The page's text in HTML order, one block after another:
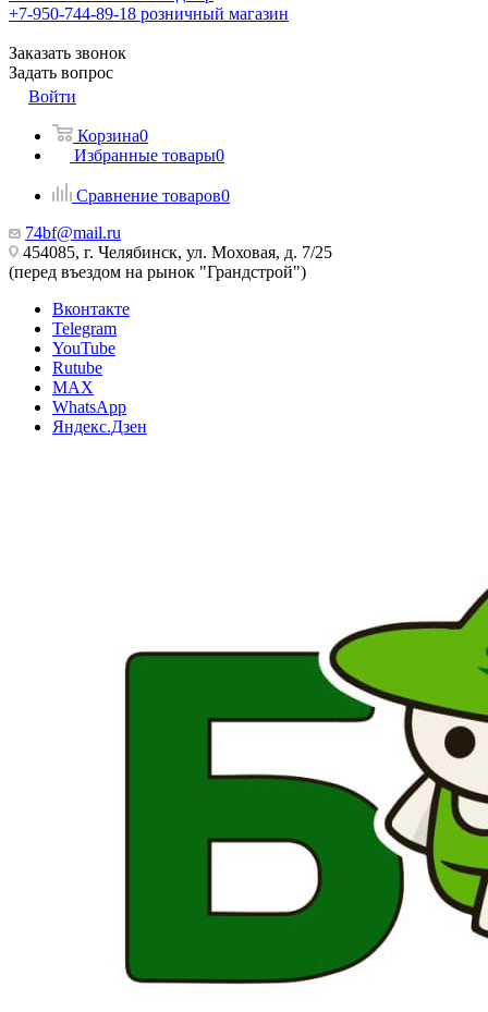
+7-950-744-89-18 розничный магазин
Заказать звонок
Задать вопрос
Войти
Корзина0
Избранные товары0
Сравнение товаров0
74bf@mail.ru
454085, г. Челябинск, ул. Моховая, д. 7/25
(перед въездом на рынок "Грандстрой")
Вконтакте
Telegram
YouTube
Rutube
MAX
WhatsApp
Яндекс.Дзен